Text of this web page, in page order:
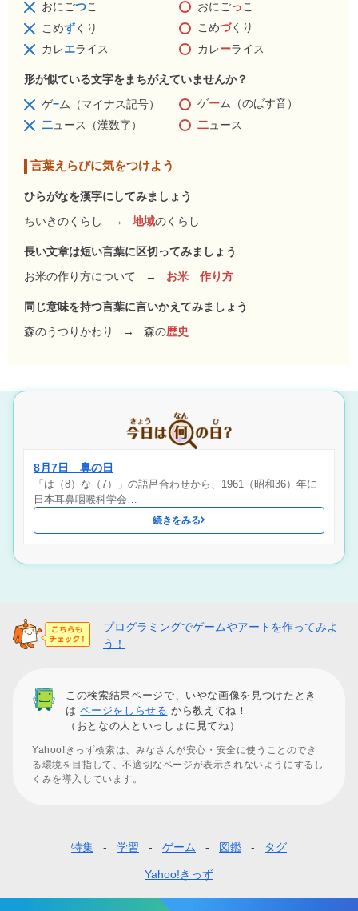
おにごつこ おにごっこ
こめずくり こめづくり
カレエライス カレーライス
形が似ている文字をまちがえていませんか？
ゲ−ム（マイナス記号） ゲーム（のばす音）
二ュース（漢数字） 二ュース
言葉えらびに気をつけよう
ひらがなを漢字にしてみましょう
ちいきのくらし
→ 地域のくらし
長い文章は短い言葉に区切ってみましょう
お米の作り方について
→ お米 作り方
同じ意味を持つ言葉に言いかえてみましょう
森のうつりかわり
→ 森の歴史
8月7日 鼻の日
「は（8）な（7）」の語呂合わせから、1961（昭和36）年に
日本耳鼻咽喉科学会…
続きをみる
プログラミングでゲームやアートを作ってみよ
う！
この検索結果ページで、いやな画像を見つけたとき
はページをしらせる から教えてね！
（おとなの人といっしょに見てね）
Yahoo!きっず検索は、みなさんが安心・安全に使うことのでき
る環境を目指して、不適切なページが表示されないようにするし
くみを導入しています。
タ
特集 学習 ゲーム 図鑑 タグ
Yahoo!きっず